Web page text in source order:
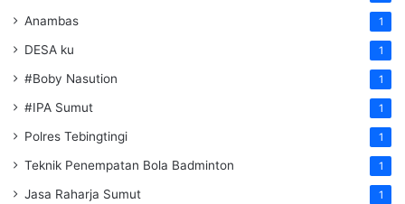
Anambas 1
DESA ku 1
#Boby Nasution 1
#IPA Sumut 1
Polres Tebingtingi 1
Teknik Penempatan Bola Badminton 1
Jasa Raharja Sumut 1